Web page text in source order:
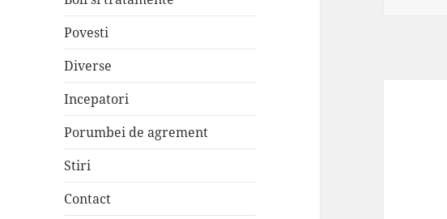
Povesti
Diverse
Incepatori
Porumbei de agrement
Stiri
Contact